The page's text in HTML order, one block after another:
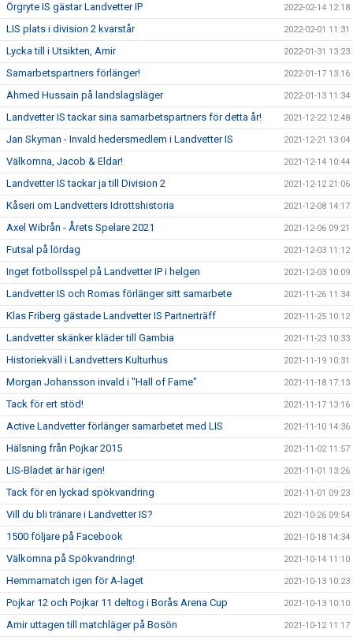
Örgryte IS gästar Landvetter IP 2022-02-14 12:18
LIS plats i division 2 kvarstår 2022-02-01 11:31
Lycka till i Utsikten, Amir 2022-01-31 13:23
Samarbetspartners förlänger! 2022-01-17 13:16
Ahmed Hussain på landslagsläger 2022-01-13 11:34
Landvetter IS tackar sina samarbetspartners för detta år! 2021-12-22 12:48
Jan Skyman - Invald hedersmedlem i Landvetter IS 2021-12-21 13:04
Välkomna, Jacob & Eldar! 2021-12-14 10:44
Landvetter IS tackar ja till Division 2 2021-12-12 21:06
Kåseri om Landvetters Idrottshistoria 2021-12-08 14:17
Axel Wibrån - Årets Spelare 2021 2021-12-06 09:21
Futsal på lördag 2021-12-03 11:12
Inget fotbollsspel på Landvetter IP i helgen 2021-12-03 10:09
Landvetter IS och Romas förlänger sitt samarbete 2021-11-26 11:34
Klas Friberg gästade Landvetter IS Partnerträff 2021-11-25 10:12
Landvetter skänker kläder till Gambia 2021-11-23 10:33
Historiekväll i Landvetters Kulturhus 2021-11-19 10:31
Morgan Johansson invald i "Hall of Fame" 2021-11-18 17:13
Tack för ert stöd! 2021-11-17 13:16
Active Landvetter förlänger samarbetet med LIS 2021-11-10 14:36
Hälsning från Pojkar 2015 2021-11-02 11:57
LIS-Bladet är här igen! 2021-11-01 13:26
Tack för en lyckad spökvandring 2021-11-01 09:23
Vill du bli tränare i Landvetter IS? 2021-10-26 09:54
1500 följare på Facebook 2021-10-18 14:34
Välkomna på Spökvandring! 2021-10-14 11:10
Hemmamatch igen för A-laget 2021-10-13 10:23
Pojkar 12 och Pojkar 11 deltog i Borås Arena Cup 2021-10-13 10:10
Amir uttagen till matchläger på Bosön 2021-10-12 11:17